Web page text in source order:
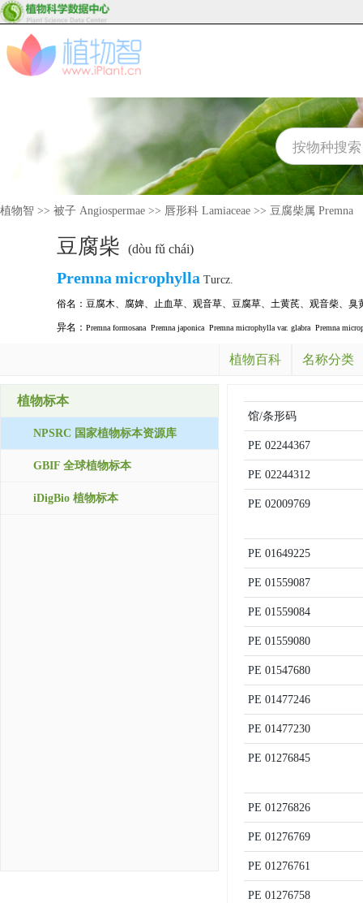
植物智 >> 被子 Angiospermae >> 唇形科 Lamiaceae >> 豆腐柴属 Premna
豆腐柴 (dòu fǔ chái)
Premna microphylla Turcz.
俗名： 豆腐木、 腐婢、 止血草、 观音草、 豆腐草、 土黄芪、 观音柴、 臭
异名： Premna formosana Premna japonica Premna microphylla var. glabra Premna
植物百科 名称分类
植物标本
NPSRC 国家植物标本资源库
GBIF 全球植物标本
iDigBio 植物标本
馆/条形码
PE 02244367
PE 02244312
PE 02009769
PE 01649225
PE 01559087
PE 01559084
PE 01559080
PE 01547680
PE 01477246
PE 01477230
PE 01276845
PE 01276826
PE 01276769
PE 01276761
PE 01276758